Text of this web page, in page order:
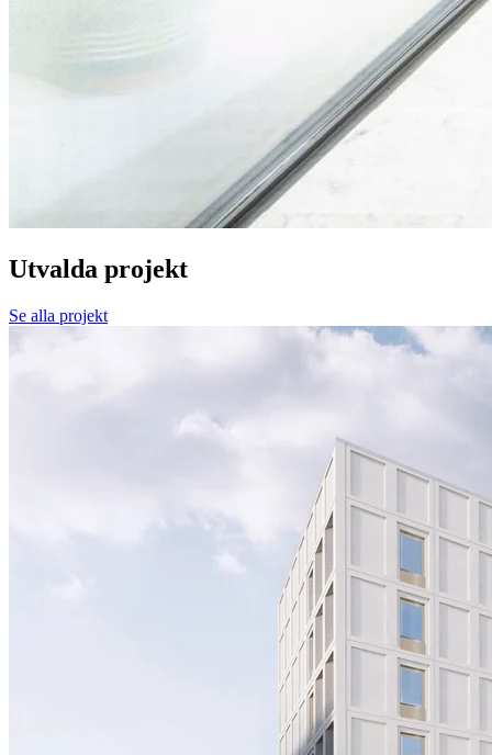
Utvalda projekt
Se alla projekt